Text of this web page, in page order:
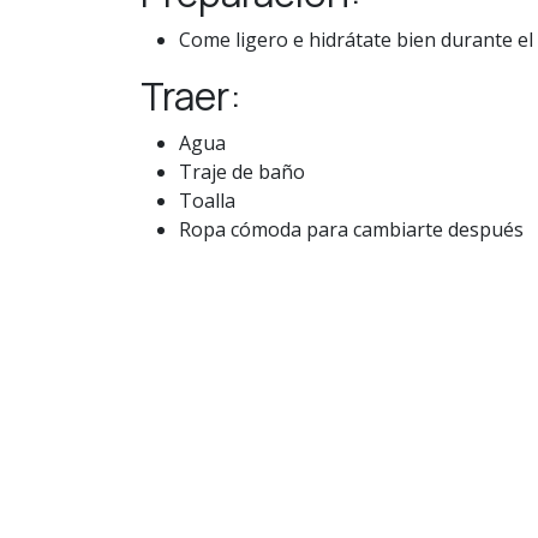
Come ligero e hidrátate bien durante el
Traer:
Agua
Traje de baño
Toalla
Ropa cómoda para cambiarte después